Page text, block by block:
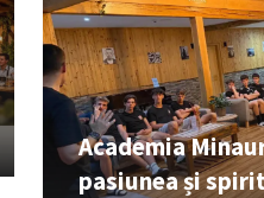
Academia
pasiunea și